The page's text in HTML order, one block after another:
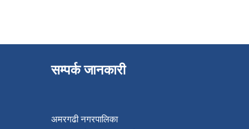
सम्पर्क जानकारी
अमरगढी नगरपालिका